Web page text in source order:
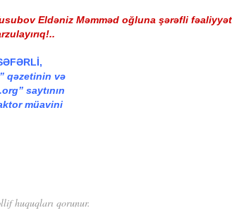
Eldəniz Məmməd oğluna şərəfli
qəzetinin və
saytının
müavini
huquqları qorunur.